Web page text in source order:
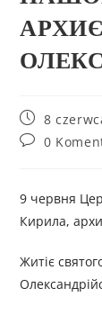
8
0
9 червня
Кирила,
Житіє